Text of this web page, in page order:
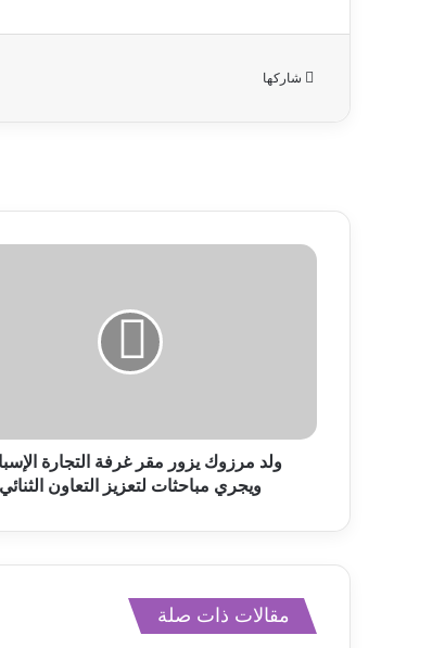
شاركها
ولد مرزوك يزور مقر غرفة التجارة
ويجري مباحثات لتعزيز التعاون الثنائي
مقالات ذات صلة